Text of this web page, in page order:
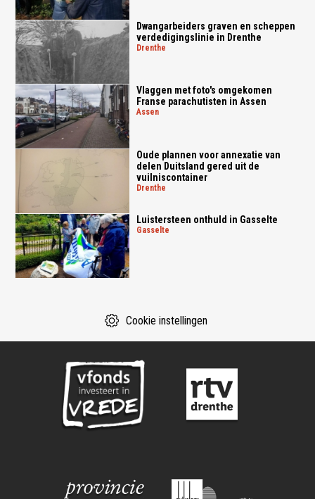
Dwangarbeiders graven en scheppen
verdedigingslinie in Drenthe
drenthe
Vlaggen met foto's omgekomen
Franse parachutisten in Assen
assen
Oude plannen voor annexatie van
delen Duitsland gered uit de
vuilniscontainer
drenthe
Luistersteen onthuld in Gasselte
gasselte
Cookie instellingen